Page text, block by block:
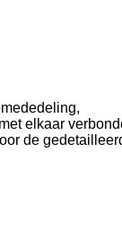
elkaar
de